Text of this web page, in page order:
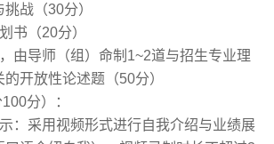
战（30分）
（20分）
导师（组）命制1~2道与招生专业理
开放性论述题（50分）
分）：
采用视频形式进行自我介绍与业绩展